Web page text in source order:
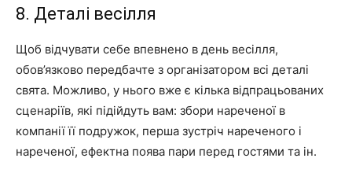
8. Деталі весілля
Щоб відчувати себе впевнено в день весілля,
обов’язково передбачте з організатором всі деталі
свята. Можливо, у нього вже є кілька відпрацьованих
сценаріїв, які підійдуть вам: збори нареченої в
компанії її подружок, перша зустріч нареченого і
нареченої, ефектна поява пари перед гостями та ін.